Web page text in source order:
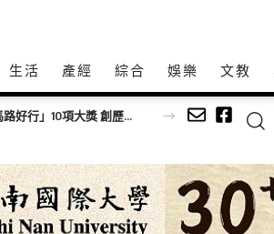
生活 產經 綜合 娛樂 文教